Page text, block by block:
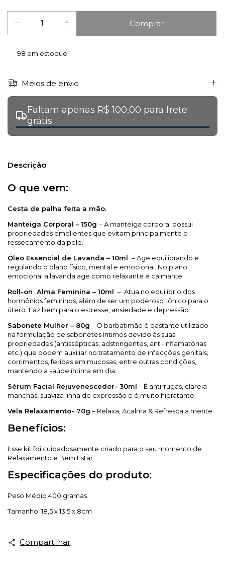
98 em estoque
Meios de envio
Faltam apenas R$ 100,00 para frete
grátis
Descrição
O que vem:
Cesta de palha feita a mão.
Manteiga Corporal – 150g – A manteiga corporal possui
propriedades emolientes que evitam principalmente o
ressecamento da pele.
Óleo Essencial de Lavanda – 10ml – Age equilibrando e
regulando o plano físico, mental e emocional. No plano
emocional a lavanda age como relaxante e calmante.
Roll-on Alma Feminina – 10ml – Atua no equilíbrio dos
hormônios femininos, além de ser um poderoso tônico para o
útero. Faz bem para o estresse, ansiedade e depressão.
Sabonete Mulher – 80g – O barbatimão é bastante utilizado
na formulação de sabonetes íntimos devido às suas
propriedades (antissépticas, adstringentes, anti-inflamatórias
etc.) que podem auxiliar no tratamento de infecções genitais,
corrimentos, feridas em mucosas, entre outras condições,
mantendo a saúde íntima em dia.
Sérum Facial Rejuvenescedor- 30ml – É antirrugas, clareia
manchas, suaviza linha de expressão e é muito hidratante.
Vela Relaxamento- 70g – Relaxa, Acalma & Refresca a mente.
Benefícios:
Esse kit foi cuidadosamente criado para o seu momento de
Relaxamento e Bem Estar.
Especificações do produto:
Peso Médio 400 gramas
Tamanho: 18,5 x 13,5 x 8cm
Compartilhar